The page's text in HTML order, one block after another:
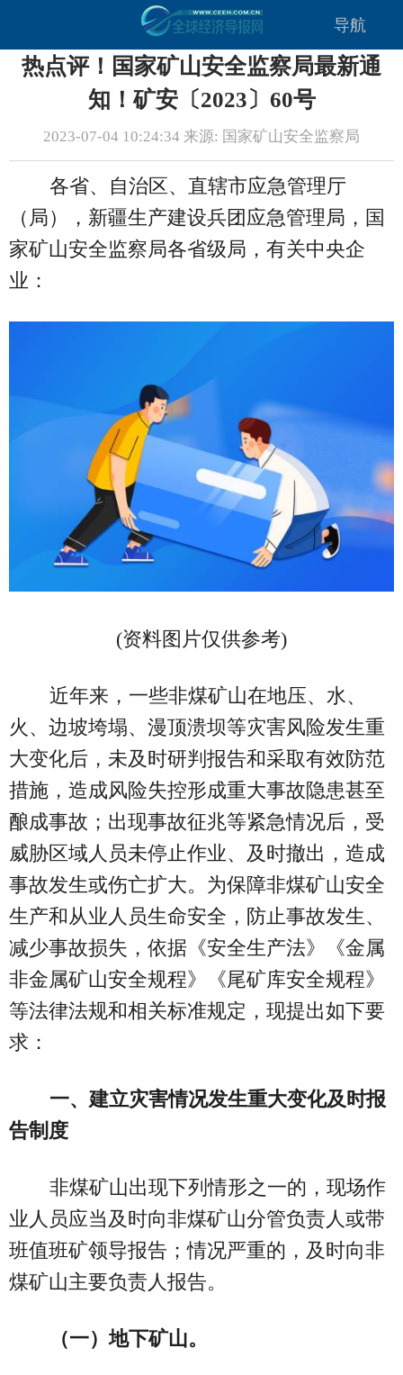
导航
热点评！国家矿山安全监察局最新通
知！矿安〔2023〕60号
2023-07-04 10:24:34 来源: 国家矿山安全监察局
各省、自治区、直辖市应急管理厅
（局），新疆生产建设兵团应急管理局，国
家矿山安全监察局各省级局，有关中央企
业：
(资料图片仅供参考)
近年来，一些非煤矿山在地压、水、
火、边坡垮塌、漫顶溃坝等灾害风险发生重
大变化后，未及时研判报告和采取有效防范
措施，造成风险失控形成重大事故隐患甚至
酿成事故；出现事故征兆等紧急情况后，受
威胁区域人员未停止作业、及时撤出，造成
事故发生或伤亡扩大。为保障非煤矿山安全
生产和从业人员生命安全，防止事故发生、
减少事故损失，依据《安全生产法》《金属
非金属矿山安全规程》《尾矿库安全规程》
等法律法规和相关标准规定，现提出如下要
求：
一、建立灾害情况发生重大变化及时报
告制度
非煤矿山出现下列情形之一的，现场作
业人员应当及时向非煤矿山分管负责人或带
班值班矿领导报告；情况严重的，及时向非
煤矿山主要负责人报告。
（一）地下矿山。